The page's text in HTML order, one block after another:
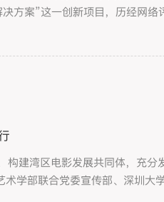
方案”这一创新项目，历经网
建湾区电影发展共同体，充分
学部联合党委宣传部、深圳大